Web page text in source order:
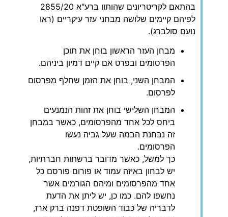
בהתאם לקריטריונים שהותוו ברע"א 2855/20
לפיהם קיימים שלושה מבחני עזר עיקריים (ראו
נועם סולברג).
מבחן העזר הראשון בוחן את תוכן
הפרסומים ובפרט אם קיים דמיון ביניהם.
המבחן השני, בוחן את הזמן שחלף מפרסום
לפרסום.
המבחן השלישי בוחן את זהות הנמנעים
ביחס לכל אחד מהפרסומים, כאשר במבחן
זה נבחנת הבמה שעל גביה נעשו
הפרסומים.
כך למשל, כאשר מדובר ברשתות חברתיות,
יש לבחון באיזה עמוד או פורום פורסם כל
אחד מהפרסומים ומיהם הגורמים אשר
נחשפו להם. כמו כן, יש ליתן את הדעת
לדבריה של כבוד השופטת דפנה ברק ארז,